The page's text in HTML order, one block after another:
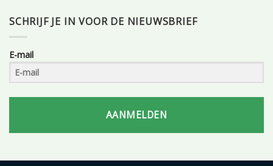
SCHRIJF JE IN VOOR DE NIEUWSBRIEF
E-mail
AANMELDEN